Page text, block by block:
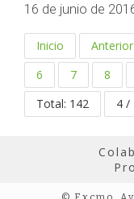
16 de junio de
Inicio Anterior
6
7 8
Total: 142
4 /